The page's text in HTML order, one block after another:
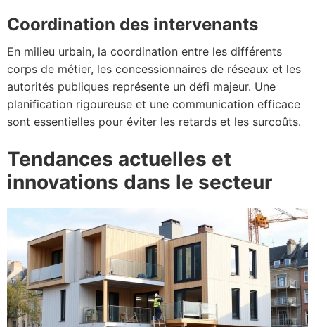
Coordination des intervenants
En milieu urbain, la coordination entre les différents
corps de métier, les concessionnaires de réseaux et les
autorités publiques représente un défi majeur. Une
planification rigoureuse et une communication efficace
sont essentielles pour éviter les retards et les surcoûts.
Tendances actuelles et
innovations dans le secteur